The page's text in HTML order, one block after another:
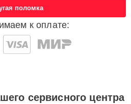
к оплате:
поломка
сервисного центра